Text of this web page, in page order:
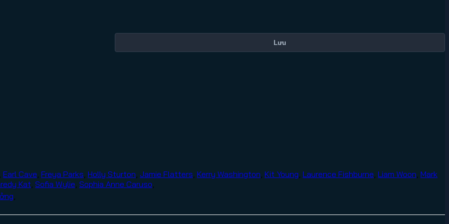
Lưu
Earl Cave Freya Parks Holly Sturton Jamie Flatters Kerry Washington Kit Young Laurence Fishburne Liam Woon Mark
Kat Sofia Wylie Sophia Anne Caruso